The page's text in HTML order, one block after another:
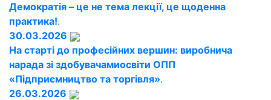
Демократія – це не тема лекції, це щоденна
практика!.
30.03.2026
На старті до професійних вершин: виробнича
нарада зі здобувачамиосвіти ОПП
«Підприємництво та торгівля».
26.03.2026